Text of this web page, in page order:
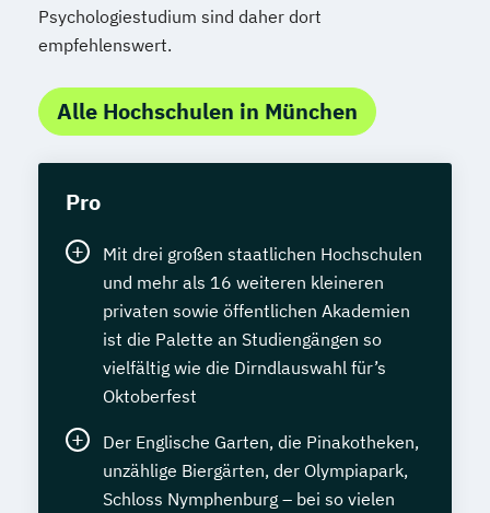
Psychologiestudium sind daher dort
empfehlenswert.
Alle Hochschulen in München
Pro
Mit drei großen staatlichen Hochschulen
und mehr als 16 weiteren kleineren
privaten sowie öffentlichen Akademien
ist die Palette an Studiengängen so
vielfältig wie die Dirndlauswahl für’s
Oktoberfest
Der Englische Garten, die Pinakotheken,
unzählige Biergärten, der Olympiapark,
Schloss Nymphenburg – bei so vielen